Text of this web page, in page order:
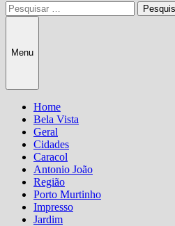
Pesquisar
por:
Menu
Home
Bela Vista
Geral
Cidades
Caracol
Antonio João
Região
Porto Murtinho
Impresso
Jardim